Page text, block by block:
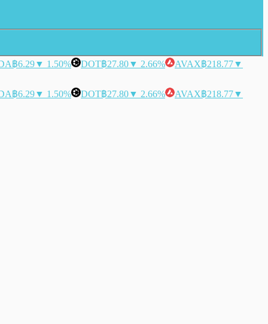
฿6.29▼ 1.50% DOT฿27.80▼ 2.66% AVAX฿218.77▼
฿6.29▼ 1.50% DOT฿27.80▼ 2.66% AVAX฿218.77▼